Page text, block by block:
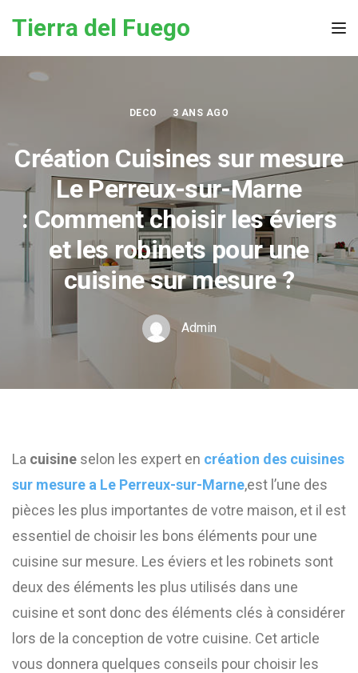
Tierra del Fuego
DECO 3 ANS AGO
Création Cuisines sur mesure
Le Perreux-sur-Marne
: Comment choisir les éviers
et les robinets pour une
cuisine sur mesure ?
Admin
La cuisine selon les expert en création des cuisines
sur mesure a Le Perreux-sur-Marne,est l’une des
pièces les plus importantes de votre maison, et il est
essentiel de choisir les bons éléments pour une
cuisine sur mesure. Les éviers et les robinets sont
deux des éléments les plus utilisés dans une
cuisine et sont donc des éléments clés à considérer
lors de la conception de votre cuisine. Cet article
vous donnera quelques conseils pour choisir les